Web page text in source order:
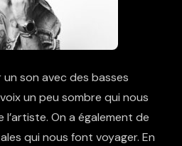
un son avec des basses
un peu sombre qui nous
l’artiste. On a également de
qui nous font voyager. En